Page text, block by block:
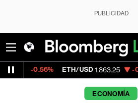
PUBLICIDAD
ETH/USD 1,863.25 -0.65% Visa
ECONOMÍA